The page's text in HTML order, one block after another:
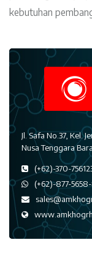
kebutuhan
Jl. Safa No.37, Kel.
Nusa Tenggara
(+62)-370-
(+62)-877-